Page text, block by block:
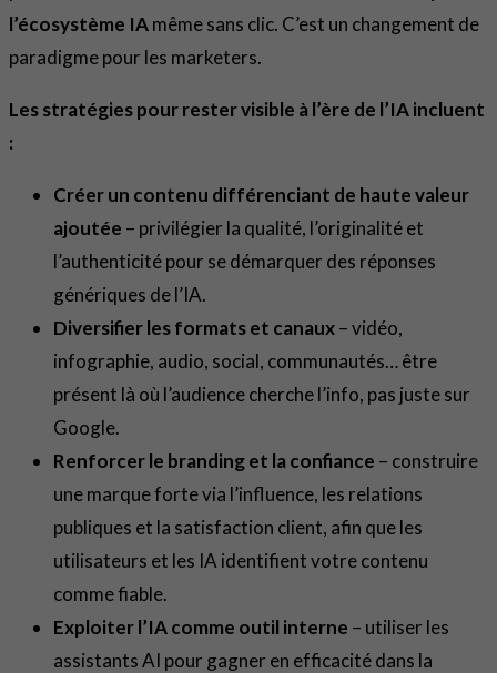
l’écosystème IAmême sans clic. C’est un changement de
paradigme pour les marketers.
Les stratégies pour rester visible à l’ère de l’IA incluent
:
Créer un contenu différenciant de haute valeur
ajoutée – privilégier la qualité, l’originalité et
l’authenticité pour se démarquer des réponses
génériques de l’IA.
Diversifier les formats et canaux– vidéo,
infographie, audio, social, communautés… être
présent là où l’audience cherche l’info, pas juste sur
Google.
Renforcer le branding et la confiance – construire
une marque forte via l’influence, les relations
publiques et la satisfaction client, afin que les
utilisateurs et les IA identifient votre contenu
comme fiable.
Exploiter l’IA comme outil interne – utiliser les
assistants AI pour gagner en efficacité dans la